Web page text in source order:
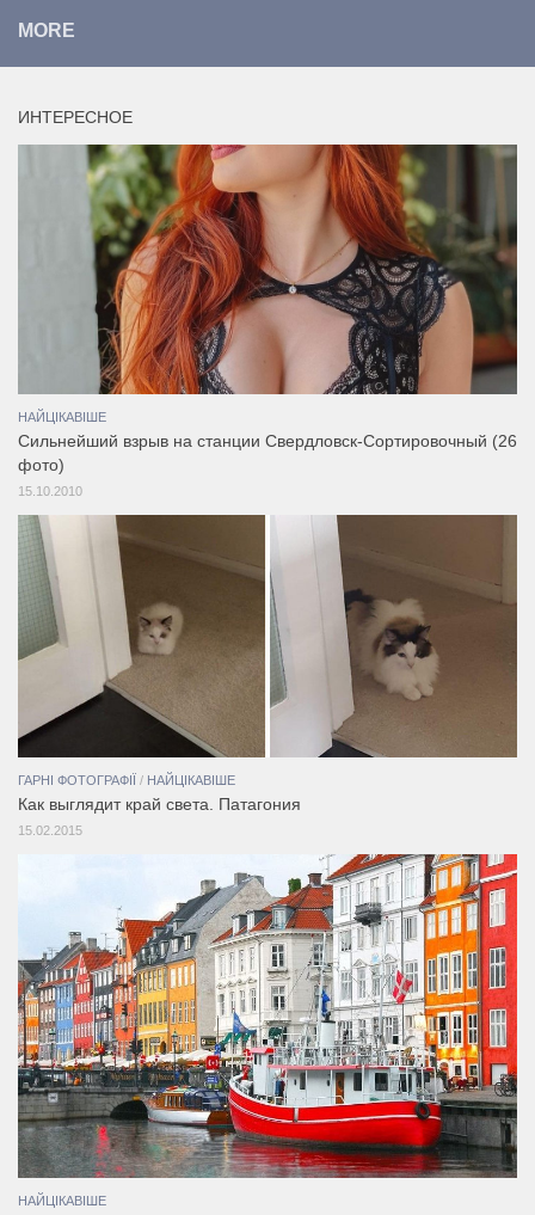
MORE
ИНТЕРЕСНОЕ
НАЙЦІКАВІШЕ
Сильнейший взрыв на станции Свердловск-Сортировочный (26
фото)
15.10.2010
ГАРНІ ФОТОГРАФІЇ / НАЙЦІКАВІШЕ
Как выглядит край света. Патагония
15.02.2015
НАЙЦІКАВІШЕ